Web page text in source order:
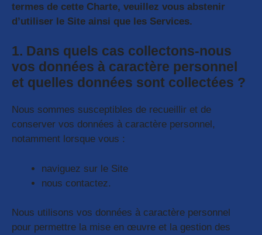
termes de cette Charte, veuillez vous abstenir
d’utiliser le Site ainsi que les Services.
1. Dans quels cas collectons-nous
vos données à caractère personnel
et quelles données sont collectées ?
Nous sommes susceptibles de recueillir et de
conserver vos données à caractère personnel,
notamment lorsque vous :
naviguez sur le Site
nous contactez.
Nous utilisons vos données à caractère personnel
pour permettre la mise en œuvre et la gestion des